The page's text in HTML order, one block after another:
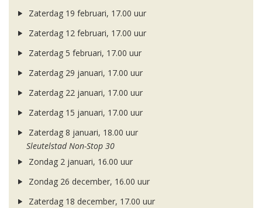
Zaterdag 19 februari, 17.00 uur
Zaterdag 12 februari, 17.00 uur
Zaterdag 5 februari, 17.00 uur
Zaterdag 29 januari, 17.00 uur
Zaterdag 22 januari, 17.00 uur
Zaterdag 15 januari, 17.00 uur
Zaterdag 8 januari, 18.00 uur
Sleutelstad Non-Stop 30
Zondag 2 januari, 16.00 uur
Zondag 26 december, 16.00 uur
Zaterdag 18 december, 17.00 uur